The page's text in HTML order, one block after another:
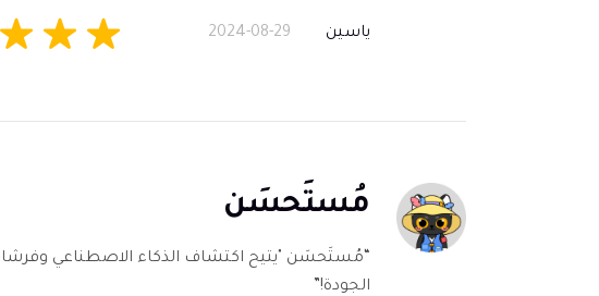
ياسين 2024-08-29
مُستَحسَن
“مُستَحسَن "يتيح اكتشاف الذكاء الاصطناعي وفرشاة
الجودة!”